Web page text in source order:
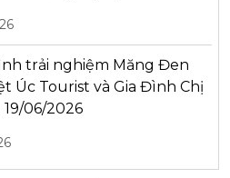
trải nghiệm Măng Đen
Úc Tourist và Gia Đình Chị
06/2026